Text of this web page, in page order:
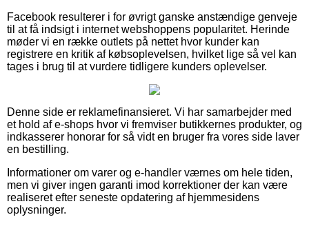
Facebook resulterer i for øvrigt ganske anstændige genveje
til at få indsigt i internet webshoppens popularitet. Herinde
møder vi en række outlets på nettet hvor kunder kan
registrere en kritik af købsoplevelsen, hvilket lige så vel kan
tages i brug til at vurdere tidligere kunders oplevelser.
Denne side er reklamefinansieret. Vi har samarbejder med
et hold af e-shops hvor vi fremviser butikkernes produkter, og
indkasserer honorar for så vidt en bruger fra vores side laver
en bestilling.
Informationer om varer og e-handler værnes om hele tiden,
men vi giver ingen garanti imod korrektioner der kan være
realiseret efter seneste opdatering af hjemmesidens
oplysninger.